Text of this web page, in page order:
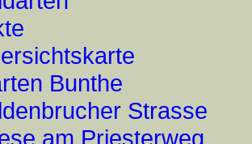
Bunthe
Strasse
am Priesterweg